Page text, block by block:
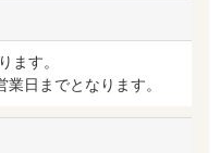
ます。
日までとなります。